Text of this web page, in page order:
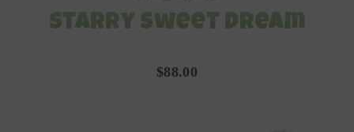
Starry Sweet Dream
$88.00